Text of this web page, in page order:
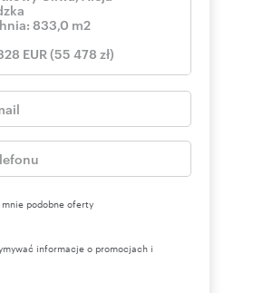
podobne oferty
informacje o promocjach i